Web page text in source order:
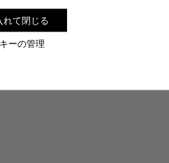
ーの管理
れて閉じる
いただけます。